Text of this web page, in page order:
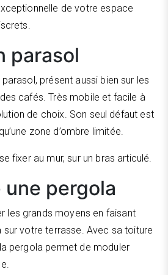
de votre espace
parasol
présent aussi bien sur les
cafés. Très mobile et facile à
de choix. Son seul défaut est
zone d’ombre limitée.
fixer au mur, sur un bras articulé.
pergola
les grands moyens en faisant
sur votre terrasse. Avec sa toiture
pergola permet de moduler